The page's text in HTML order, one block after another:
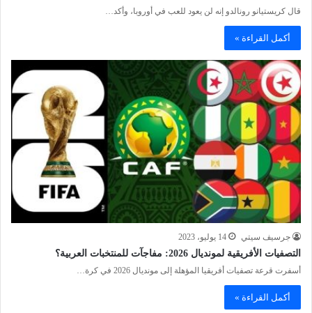
قال كريستيانو رونالدو إنه لن يعود للعب في أوروبا، وأكد…
أكمل القراءة »
جرسيف سيتي 14 يوليو، 2023
التصفيات الأفريقية لمونديال 2026: مفاجآت للمنتخبات العربية؟
أسفرت قرعة تصفيات أفريقيا المؤهلة إلى مونديال 2026 في كرة…
أكمل القراءة »